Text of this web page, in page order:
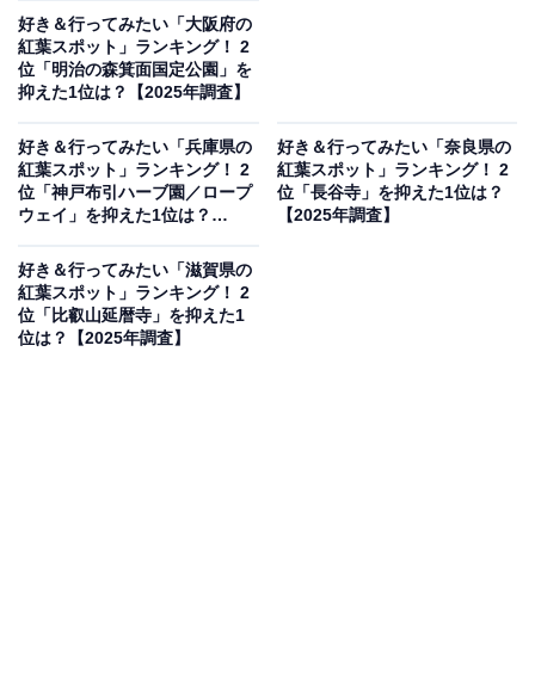
和し、神聖な空気に包まれた風景が広がります。
回答者からは「那智の滝も楽しめるし紅葉も空気が澄ん
県）、「山登りはハードだが、あのハードな登りの先に
広がる紅葉はとても美しいと思うため。那智の滝も合わ
せて見てみたい」（30代男性／埼玉県）、「霊験あらた
に映えそう」（40代男性／三重県）などのコメントがあ
りました。
好き＆行ってみたい「大阪府の
紅葉スポット」ランキング！ 2
位「明治の森箕面国定公園」を
抑えた1位は？【2025年調査】
好き＆行ってみたい「兵庫県の
紅葉スポット」ランキング！ 2
位「神戸布引ハーブ園／ロープ
ウェイ」を抑えた1位は？
好き＆行ってみたい「奈良県の
紅葉スポット」ランキング！ 2
位「長谷寺」を抑えた1位は？
【2025年調査】
好き＆行ってみたい「滋賀県の
紅葉スポット」ランキング！ 2
位「比叡山延暦寺」を抑えた1
位は？【2025年調査】